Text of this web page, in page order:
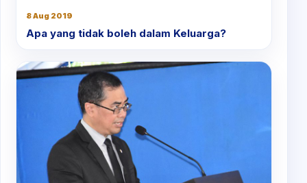
8 Aug 2019
Apa yang tidak boleh dalam Keluarga?